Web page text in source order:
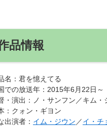
品情報
名 ：君を憶えてる
での放送年 ：2015年6月22日～
・演出 ：ノ・サンフン／キム・
：クォン・ギヨン
出演者 ： イム・ジウン ／イ・チ